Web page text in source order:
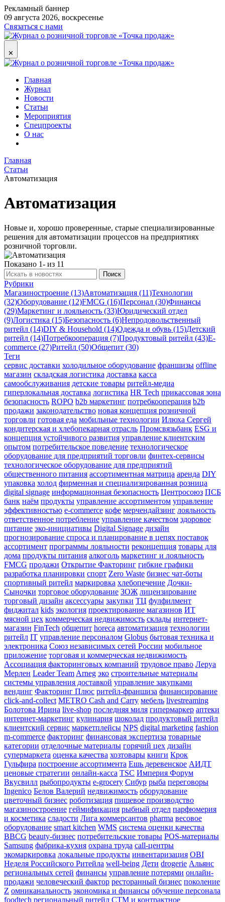
Рекламный баннер
09 августа 2026, воскресенье
Связаться с нами
✕
Главная
Журнал
Новости
Статьи
Мероприятия
Спецпроекты
О нас
Главная
Статьи
Автоматизация
Автоматизация
Новые и, хорошо проверенные, старые специализированные
решения для автоматизации процессов на предприятиях
розничной торговли.
Показано 1- из 11
Рубрики
Магазиностроение (13)Автоматизация (11)Технологии
(32)Оборудование (12)FMCG (16)Персонал (30)Финансы
(29)Маркетинг и лояльность (33)Юридический отдел
(9)Логистика (15)Безопасность (6)Непродовольственный
ритейл (14)DIY & Household (14)Одежда и обувь (15)Детский
ритейл (14)Потребкооперация (7)Продуктовый ритейл (43)E-
commerce (27)Ритейл (50)Общепит (30)
Теги
сервис доставки холодильное оборудование франшизы offline
магазин складская логистика доставка касса
самообслуживания детские товары ритейл-медиа
гиперлокальная доставка логистика HR Tech прикассовая зона
безопасность ROPO b2b маркетинг потребкооперация b2b
продажи законодательство новая концепция розничной
торговли готовая еда мобильные технологии Илюха Сергей
кондитерская и хлебопекарная отрасль Промсвязьбанк ESG и
концепция устойчивого развития управление клиентским
опытом потребительское поведение технологическое
оборудование для предприятий торговли финтех-сервисы
технологическое оборудование для предприятий
общественного питания ассортиментная матрица аренда DIY
упаковка холод фирменная и специализированная розница
digital signage информационная безопасность Центросоюз ПСБ
банк наём продукты управление ассортиментом управление
эффективностью e-commerce кофе мерчендайзинг лояльность
ответственное потребление управление качеством здоровое
питание эко-инициативы Digital Signage дизайн
прогнозирование спроса и планирование в цепях поставок
ассортимент программы лояльности реконцепция товары для
дома продукты питания алкоголь маркетинг и лояльность
FMCG продажи Открытие Факторинг гибкие графики
разработка планировки спорт Zero Waste бизнес чат-боты
спортивный ритейл маркировка хлебопечение Дочки-
Сыночки торговое оборудование ЗОЖ лицензирование
торговый дизайн аксессуары закупки ТЦ фулфилмент
фиджитал kids экология проектирование магазинов ИТ
мясной цех коммерческая недвижимость склады интернет-
магазин FinTech общепит horeca автоматизация технологии
ритейл IT управление персоналом Globus бытовая техника и
электроника Союз независимых сетей России мобильное
приложение торговая и коммерческая недвижимость
Ассоциация факторинговых компаний трудовое право Леруа
Мерлен Leader Team Arneg эко строительные материалы
системы управления доставкой управление закупками
вендинг Факторинг Плюс ритейл-франшиза финансирование
click-and-collect METRO Cash and Carry мебель livestreaming
Болотова Ирина live-shop последняя миля гипермаркер аптеки
интернет-маркетинг кулинария шоколад продуктовый ритейл
клиентский сервис маркетплейсы NPS digital marketing fashion
m-commerce факторинг финансовая экспертиза товарные
категории отделочные материалы горячий цех дизайн
супермаркета оценка качества хозтовары книги Крок
Гульфира построение ассортимента Ешь деревенское АИДТ
ценовые стратегии онлайн-касса TSC Империя Форум
Вкусвилл рыбопродукты e-grocery Сибур рыба переговоры
Ingenico Белов Валерий недвижимость оборудование
цветочный бизнес роботизация пищевое производство
магазиностроение геймификация рыбный отдел парфюмерия
и косметика сладости Лига коммерсантов pharma весовое
оборудование smart kitchen WMS система оценки качества
BBCG beauty-бизнес потребительские товары POS-материалы
Samsung фабрика-кухня охрана труда call-центры
экомаркировка локальные продукты инвентаризация OBI
Неделя Российского Ритейла well-being Дети drogerie Альянс
региональных сетей финансы управление потерями онлайн-
продажи человеческий фактор ресторанный бизнес поколение
Z омниканальность экономика и финансы обучение персонала
foodtech региональный ритейл СТМ и контрактное